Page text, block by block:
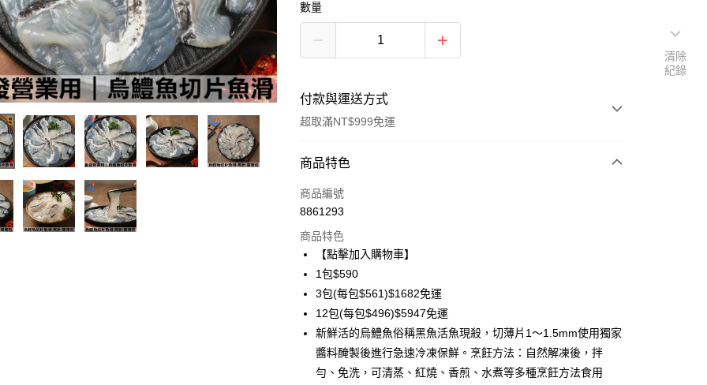
數量
付款與運送方式
超取滿NT$999免運
付款方式
信用卡一次付款
3 期 0 利率 每期
合作金庫商業銀行
華南商業銀行
國泰世華商業銀行
臺灣中小企業銀行
台中商業銀行
匯豐（台灣）商業銀行
華泰商業銀行
聯邦商業銀行
遠東國際商業銀行
6 期 0 利率 每期
合作金庫商業銀行
華南商業銀行
上海商業儲蓄銀行
台北富邦商業銀行
臺灣中小企業銀行
台中商業銀行
匯豐（台灣）商業銀行
華泰商業銀行
LINE Pay
Apple Pay
悠遊付
商品特色
商品編號
8861293
商品特色
【點擊加入購物車】
1包$590
3包(每包$561)$1682免運
12包(每包$496)$5947免運
新鮮活的烏鱧魚俗稱黑魚活魚現殺，切薄片1～1.5mm使用獨家
醬料醃製後進行急速冷凍保鮮。烹飪方法：自然解凍後，拌
勻、免洗，可清蒸、紅燒、香煎、水煮等多種烹飪方法食用
清除
紀錄